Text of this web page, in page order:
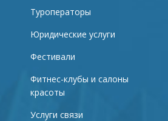
Туроператоры
Юридические услуги
Фестивали
Фитнес-клубы и салоны
красоты
Услуги связи